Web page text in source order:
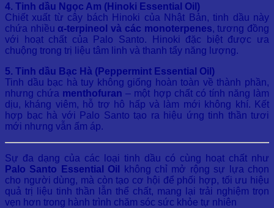
4. Tinh dầu Ngọc Am (Hinoki Essential Oil)
Chiết xuất từ cây bách Hinoki của Nhật Bản, tinh dầu này
chứa nhiều α-terpineol và các monoterpenes, tương đồng
với hoạt chất của Palo Santo. Hinoki đặc biệt được ưa
chuộng trong trị liệu tâm linh và thanh tẩy năng lượng.
5. Tinh dầu Bạc Hà (Peppermint Essential Oil)
Tinh dầu bạc hà tuy không giống hoàn toàn về thành phần,
nhưng chứa menthofuran – một hợp chất có tính năng làm
dịu, kháng viêm, hỗ trợ hô hấp và làm mới không khí. Kết
hợp bạc hà với Palo Santo tạo ra hiệu ứng tinh thần tươi
mới nhưng vẫn ấm áp.
Sự đa dạng của các loại tinh dầu có cùng hoạt chất như
Palo Santo Essential Oil
không chỉ mở rộng sự lựa chọn
cho người dùng, mà còn tạo cơ hội để phối hợp, tối ưu hiệu
quả trị liệu tinh thần lẫn thể chất, mang lại trải nghiệm trọn
vẹn hơn trong hành trình chăm sóc sức khỏe tự nhiên